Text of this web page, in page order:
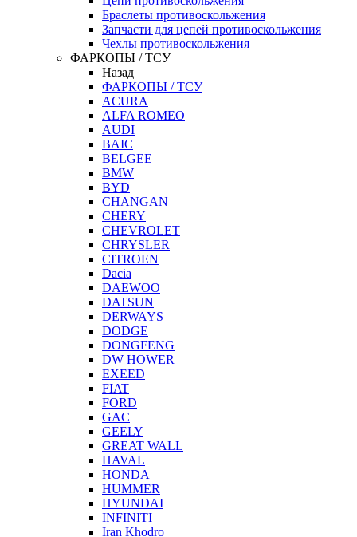
Браслеты противоскольжения
Запчасти для цепей противоскольжения
Чехлы противоскольжения
ФАРКОПЫ / ТСУ
Назад
ФАРКОПЫ / ТСУ
ACURA
ALFA ROMEO
AUDI
BAIC
BELGEE
BMW
BYD
CHANGAN
CHERY
CHEVROLET
CHRYSLER
CITROEN
Dacia
DAEWOO
DATSUN
DERWAYS
DODGE
DONGFENG
DW HOWER
EXEED
FIAT
FORD
GAC
GEELY
GREAT WALL
HAVAL
HONDA
HUMMER
HYUNDAI
INFINITI
Iran Khodro